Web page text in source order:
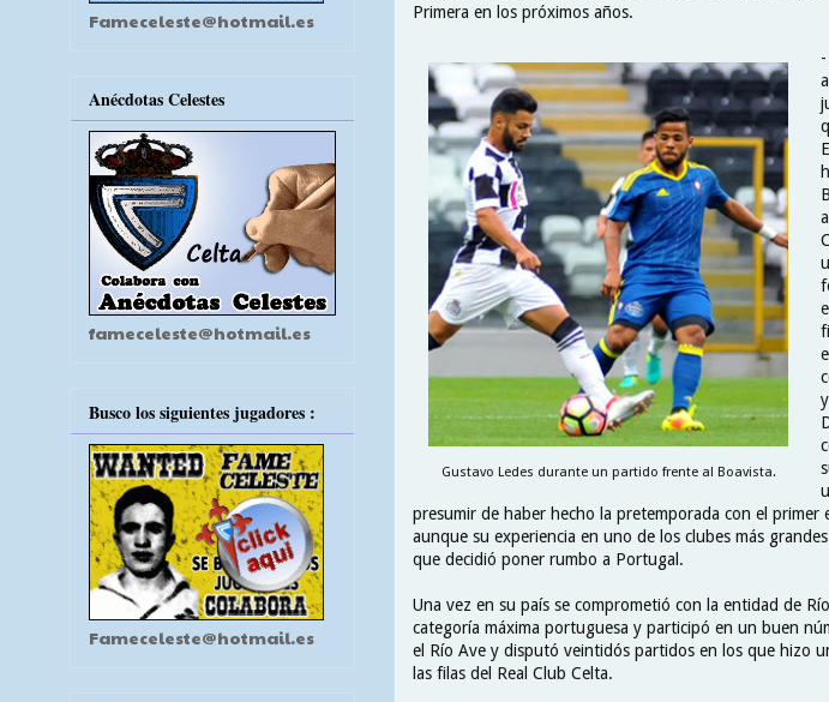
Primera en los próximos años.
Gustavo Ledes durante un partido frente al Boavista.
presumir de haber hecho la pretemporada con el
aunque su experiencia en uno de los clubes más
que decidió poner rumbo a Portugal.
Una vez en su país se comprometió con la entidad de
categoría máxima portuguesa y participó en un buen
el Río Ave y disputó veintidós partidos en los que hizo
las filas del Real Club Celta.
Fameceleste@hotmail.es
Anécdotas Celestes
fameceleste@hotmail.es
Busco los siguientes jugadores :
Fameceleste@hotmail.es